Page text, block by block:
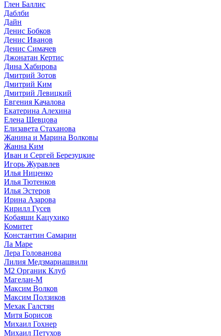
Глен Баллис
Даблби
Дайн
Денис Бобков
Денис Иванов
Денис Симачев
Джонатан Кертис
Дина Хабирова
Дмитрий Зотов
Дмитрий Ким
Дмитрий Левицкий
Евгения Качалова
Екатерина Алехина
Елена Шевцова
Елизавета Стаханова
Жанина и Марина Волковы
Жанна Ким
Иван и Сергей Березуцкие
Игорь Журавлев
Илья Ниценко
Илья Тютенков
Илья Эстеров
Ирина Азарова
Кирилл Гусев
Кобаяши Кацухико
Комитет
Константин Самарин
Ла Маре
Лера Голованова
Лилия Медзмариашвили
М2 Органик Клуб
Магелан-М
Максим Волков
Максим Ползиков
Мехак Галстян
Митя Борисов
Михаил Гохнер
Михаил Петухов